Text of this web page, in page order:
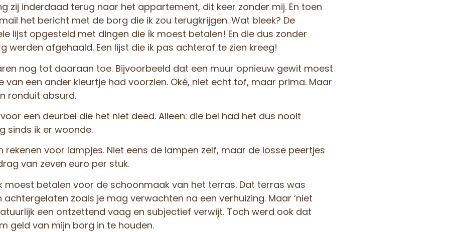
zij inderdaad terug naar het appartement, dit keer zonder mij. En toen
het bericht met de borg die ik zou terugkrijgen. Wat bleek? De
lijst opgesteld met dingen die ík moest betalen! En die dus zonder
werden afgehaald. Een lijst die ik pas achteraf te zien kreeg!
nog tot daaraan toe. Bijvoorbeeld dat een muur opnieuw gewit moest
van een ander kleurtje had voorzien. Oké, niet echt tof, maar prima. Maar
ronduit absurd.
een deurbel die het niet deed. Alleen: die bel had het dus nooit
sinds ik er woonde.
rekenen voor lampjes. Niet eens de lampen zelf, maar de losse peertjes
van zeven euro per stuk.
moest betalen voor de schoonmaak van het terras. Dat terras was
zoals je mag verwachten na een verhuizing. Maar ‘niet
een ontzettend vaag en subjectief verwijt. Toch werd ook dat
geld van mijn borg in te houden.